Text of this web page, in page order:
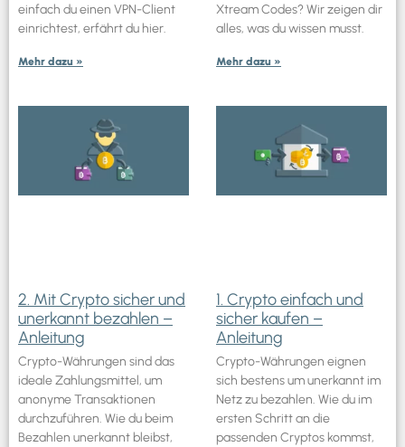
einfach du einen VPN-Client
einrichtest, erfährt du hier.
Mehr dazu »
Xtream Codes? Wir zeigen dir
alles, was du wissen musst.
Mehr dazu »
2. Mit Crypto sicher und
unerkannt bezahlen –
Anleitung
Crypto-Währungen sind das
ideale Zahlungsmittel, um
anonyme Transaktionen
durchzuführen. Wie du beim
Bezahlen unerkannt bleibst,
1. Crypto einfach und
sicher kaufen –
Anleitung
Crypto-Währungen eignen
sich bestens um unerkannt im
Netz zu bezahlen. Wie du im
ersten Schritt an die
passenden Cryptos kommst,